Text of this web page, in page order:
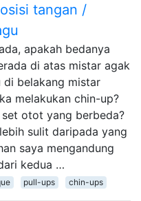
tangan /
apakah bedanya
di atas mistar agak
di belakang mistar
melakukan chin-up?
otot yang berbeda?
sulit daripada yang
saya mengandung
kedua …
pull-ups chin-ups